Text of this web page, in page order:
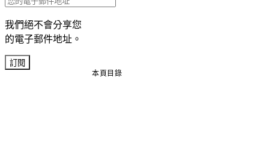
本頁目錄
我們絕不會分享您
的電子郵件地址。
訂閱